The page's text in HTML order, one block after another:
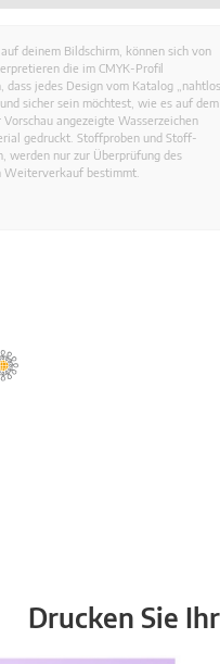
deinem Bildschirm, können sich von
die im CMYK-Profil
jedes Design vom Katalog
sicher sein möchtest, wie es auf dem
angezeigte Wasserzeichen
gedruckt. Stoffproben und Stoff-
werden nur zur Überprüfung des
Weiterverkauf bestimmt.
Drucken Sie